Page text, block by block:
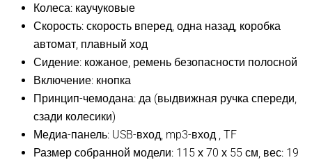
Колеса: каучуковые
Скорость: скорость вперед, одна назад, коробка
автомат, плавный ход
Сидение: кожаное, ремень безопасности полосной
Включение: кнопка
Принцип-чемодана: да (выдвижная ручка спереди,
сзади колесики)
Медиа-панель: USB-вход, mp3-вход , TF
Размер собранной модели: 115 х 70 х 55 см, вес: 19